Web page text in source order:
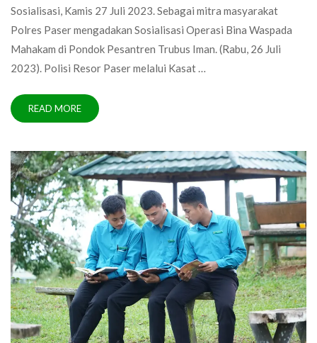
Sosialisasi, Kamis 27 Juli 2023. Sebagai mitra masyarakat
Polres Paser mengadakan Sosialisasi Operasi Bina Waspada
Mahakam di Pondok Pesantren Trubus Iman. (Rabu, 26 Juli
2023). Polisi Resor Paser melalui Kasat …
READ MORE